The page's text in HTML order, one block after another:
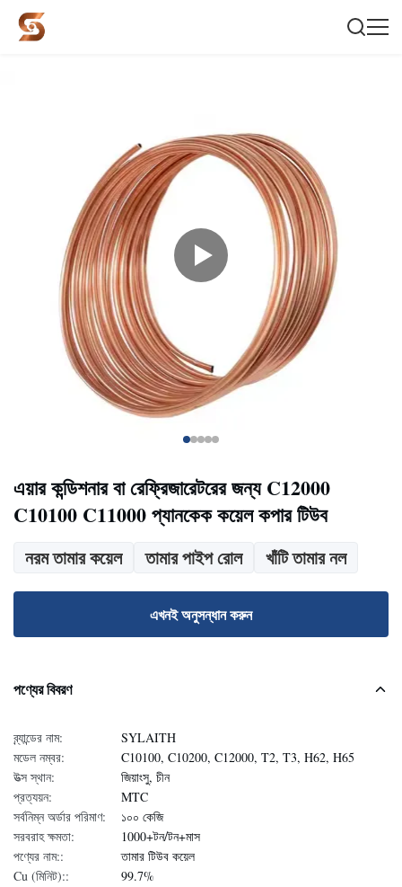
এয়ার কন্ডিশনার বা রেফ্রিজারেটরের জন্য C12000
C10100 C11000 প্যানকেক কয়েল কপার টিউব
নরম তামার কয়েল তামার পাইপ রোল খাঁটি তামার নল
এখনই অনুসন্ধান করুন
পণ্যের বিবরণ
ব্র্যান্ডের নাম:
SYLAITH
মডেল নম্বর:
C10100, C10200, C12000, T2, T3, H62, H65
উত্স স্থান:
জিয়াংসু, চীন
প্রত্যয়ন:
MTC
সর্বনিম্ন অর্ডার পরিমাণ:
১০০ কেজি
সরবরাহ ক্ষমতা:
1000+টন/টন+মাস
পণ্যের নাম::
তামার টিউব কয়েল
Cu (মিনিট)::
99.7%